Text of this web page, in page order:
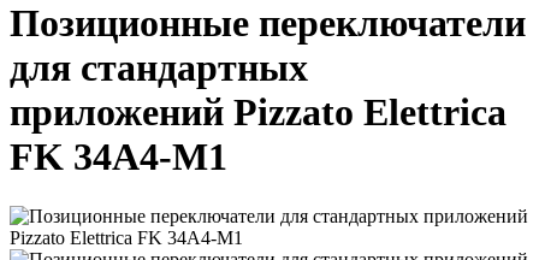
Позиционные переключатели
для стандартных
приложений Pizzato Elettrica
FK 34A4-M1